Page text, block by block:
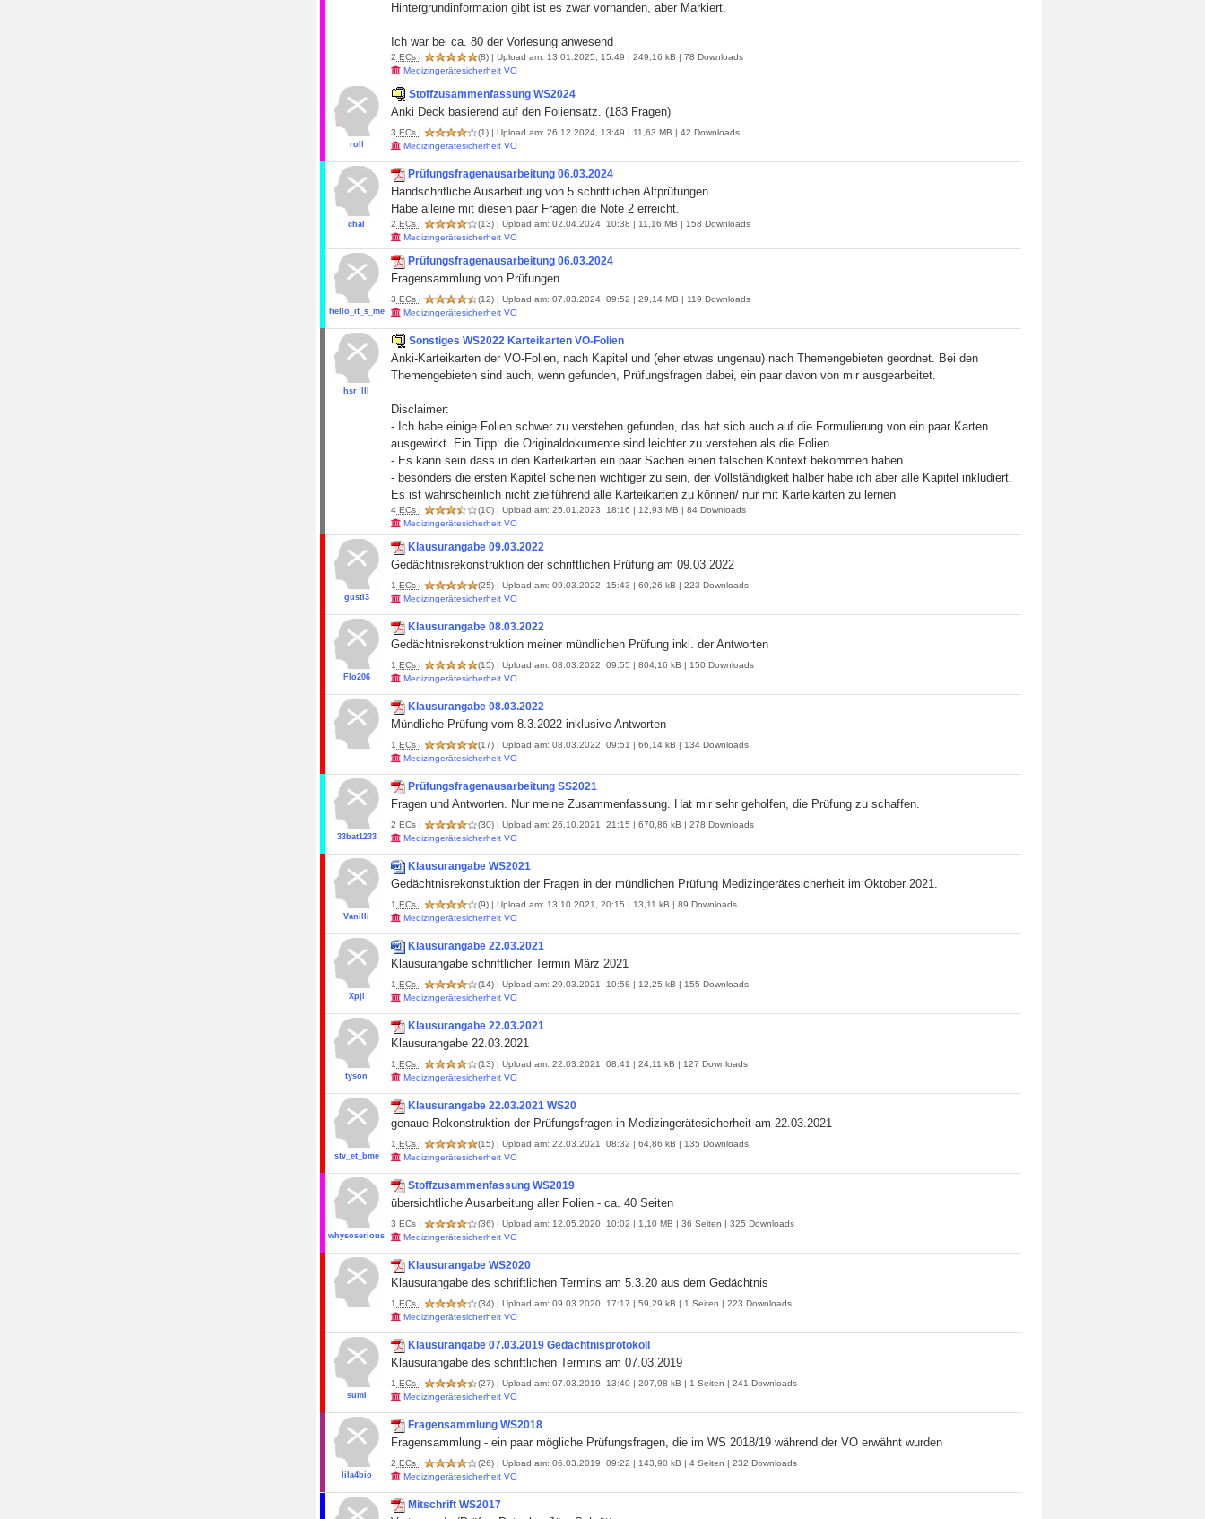
Hintergrundinformation gibt ist es zwar vorhanden, aber Markiert.
Ich war bei ca. 80 der Vorlesung anwesend
2 ECs | (8) | Upload am: 13.01.2025, 15:49 | 249,16 kB | 78 Downloads
Medizingerätesicherheit VO
roll
Stoffzusammenfassung WS2024
Anki Deck basierend auf den Foliensatz. (183 Fragen)
3 ECs | (1) | Upload am: 26.12.2024, 13:49 | 11,63 MB | 42 Downloads
Medizingerätesicherheit VO
chal
Prüfungsfragenausarbeitung 06.03.2024
Handschrifliche Ausarbeitung von 5 schriftlichen Altprüfungen.
Habe alleine mit diesen paar Fragen die Note 2 erreicht.
2 ECs | (13) | Upload am: 02.04.2024, 10:38 | 11,16 MB | 158 Downloads
Medizingerätesicherheit VO
hello_it_s_me
Prüfungsfragenausarbeitung 06.03.2024
Fragensammlung von Prüfungen
3 ECs | (12) | Upload am: 07.03.2024, 09:52 | 29,14 MB | 119 Downloads
Medizingerätesicherheit VO
hsr_lll
Sonstiges WS2022 Karteikarten VO-Folien
Anki-Karteikarten der VO-Folien, nach Kapitel und (eher etwas ungenau) nach Themengebieten geordnet. Bei den
Themengebieten sind auch, wenn gefunden, Prüfungsfragen dabei, ein paar davon von mir ausgearbeitet.
Disclaimer:
- Ich habe einige Folien schwer zu verstehen gefunden, das hat sich auch auf die Formulierung von ein paar Karten
ausgewirkt. Ein Tipp: die Originaldokumente sind leichter zu verstehen als die Folien
- Es kann sein dass in den Karteikarten ein paar Sachen einen falschen Kontext bekommen haben.
- besonders die ersten Kapitel scheinen wichtiger zu sein, der Vollständigkeit halber habe ich aber alle Kapitel inkludiert.
Es ist wahrscheinlich nicht zielführend alle Karteikarten zu können/ nur mit Karteikarten zu lernen
4 ECs | (10) | Upload am: 25.01.2023, 18:16 | 12,93 MB | 84 Downloads
Medizingerätesicherheit VO
gustl3
Klausurangabe 09.03.2022
Gedächtnisrekonstruktion der schriftlichen Prüfung am 09.03.2022
1 ECs | (25) | Upload am: 09.03.2022, 15:43 | 60,26 kB | 223 Downloads
Medizingerätesicherheit VO
Flo206
Klausurangabe 08.03.2022
Gedächtnisrekonstruktion meiner mündlichen Prüfung inkl. der Antworten
1 ECs | (15) | Upload am: 08.03.2022, 09:55 | 804,16 kB | 150 Downloads
Medizingerätesicherheit VO
Klausurangabe 08.03.2022
Mündliche Prüfung vom 8.3.2022 inklusive Antworten
1 ECs | (17) | Upload am: 08.03.2022, 09:51 | 66,14 kB | 134 Downloads
Medizingerätesicherheit VO
33bat1233
Prüfungsfragenausarbeitung SS2021
Fragen und Antworten. Nur meine Zusammenfassung. Hat mir sehr geholfen, die Prüfung zu schaffen.
2 ECs | (30) | Upload am: 26.10.2021, 21:15 | 670,86 kB | 278 Downloads
Medizingerätesicherheit VO
Vanilli
Klausurangabe WS2021
Gedächtnisrekonstuktion der Fragen in der mündlichen Prüfung Medizingerätesicherheit im Oktober 2021.
1 ECs | (9) | Upload am: 13.10.2021, 20:15 | 13,11 kB | 89 Downloads
Medizingerätesicherheit VO
Xpjl
Klausurangabe 22.03.2021
Klausurangabe schriftlicher Termin März 2021
1 ECs | (14) | Upload am: 29.03.2021, 10:58 | 12,25 kB | 155 Downloads
Medizingerätesicherheit VO
tyson
Klausurangabe 22.03.2021
Klausurangabe 22.03.2021
1 ECs | (13) | Upload am: 22.03.2021, 08:41 | 24,11 kB | 127 Downloads
Medizingerätesicherheit VO
stv_et_bme
Klausurangabe 22.03.2021 WS20
genaue Rekonstruktion der Prüfungsfragen in Medizingerätesicherheit am 22.03.2021
1 ECs | (15) | Upload am: 22.03.2021, 08:32 | 64,86 kB | 135 Downloads
Medizingerätesicherheit VO
whysoserious
Stoffzusammenfassung WS2019
übersichtliche Ausarbeitung aller Folien - ca. 40 Seiten
3 ECs | (36) | Upload am: 12.05.2020, 10:02 | 1,10 MB | 36 Seiten | 325 Downloads
Medizingerätesicherheit VO
Klausurangabe WS2020
Klausurangabe des schriftlichen Termins am 5.3.20 aus dem Gedächtnis
1 ECs | (34) | Upload am: 09.03.2020, 17:17 | 59,29 kB | 1 Seiten | 223 Downloads
Medizingerätesicherheit VO
sumi
Klausurangabe 07.03.2019 Gedächtnisprotokoll
Klausurangabe des schriftlichen Termins am 07.03.2019
1 ECs | (27) | Upload am: 07.03.2019, 13:40 | 207,98 kB | 1 Seiten | 241 Downloads
Medizingerätesicherheit VO
lila4bio
Fragensammlung WS2018
Fragensammlung - ein paar mögliche Prüfungsfragen, die im WS 2018/19 während der VO erwähnt wurden
2 ECs | (26) | Upload am: 06.03.2019, 09:22 | 143,90 kB | 4 Seiten | 232 Downloads
Medizingerätesicherheit VO
Mitschrift WS2017